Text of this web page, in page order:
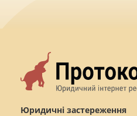
Юридичні застереження